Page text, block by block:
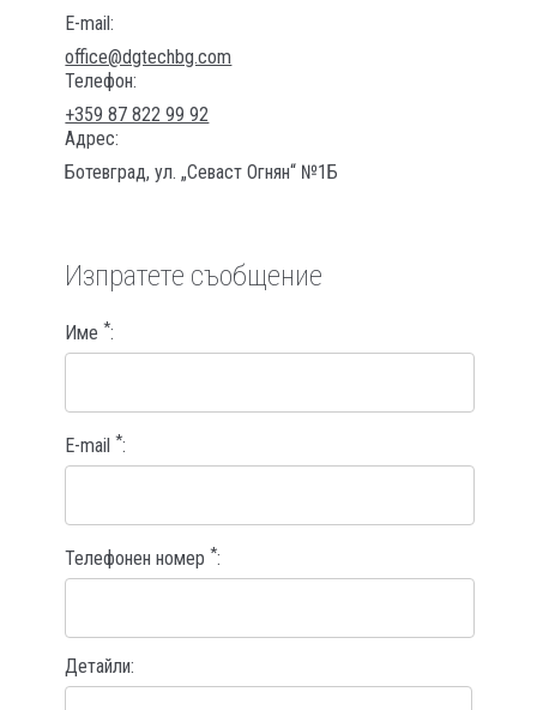
E-mail:
office@dgtechbg.com
Телефон:
+359 87 822 99 92
Адрес:
Ботевград,ул. „Севаст Огнян“ №1Б
Изпратете съобщение
Име*
E-mail*
Телефонен номер*
Детайли